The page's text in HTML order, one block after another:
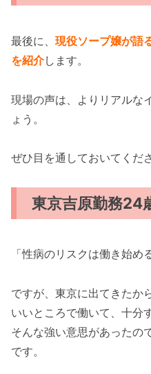
最後に、 現役ソープ嬢が語
を紹介します。
現場の声は、よりリアルな
ょう。
ぜひ目を通しておいてくだ
東京吉原勤務24
「性病のリスクは働き始め
ですが、東京に出てきたか
いいところで働いて、十分
そんな強い意思があったの
です。